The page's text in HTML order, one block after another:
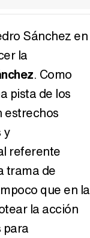
Sánchez en
la
. Como
pista de los
estrechos
y
referente
trama de
que en la
la acción
para